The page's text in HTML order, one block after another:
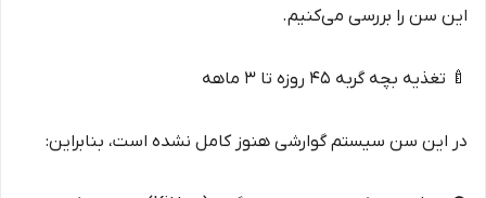
این سن را بررسی می‌کنیم.
🍼 تغذیه بچه گربه ۴۵ روزه تا ۳ ماهه
در این سن سیستم گوارشی هنوز کامل نشده است، بنابراین: